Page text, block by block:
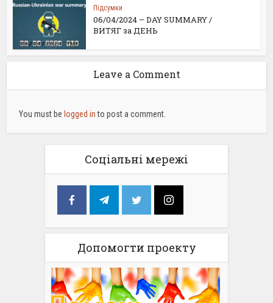
Підсумки
06/04/2024 – DAY SUMMARY /
ВИТЯГ за ДЕНЬ
Leave a Comment
You must be logged into post a comment.
Соціальні мережі
Допомогти проекту